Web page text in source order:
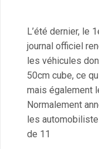
L’été dernier, le
journal officiel
les véhicules
50cm cube, ce
mais également
Normalement
les
de 11